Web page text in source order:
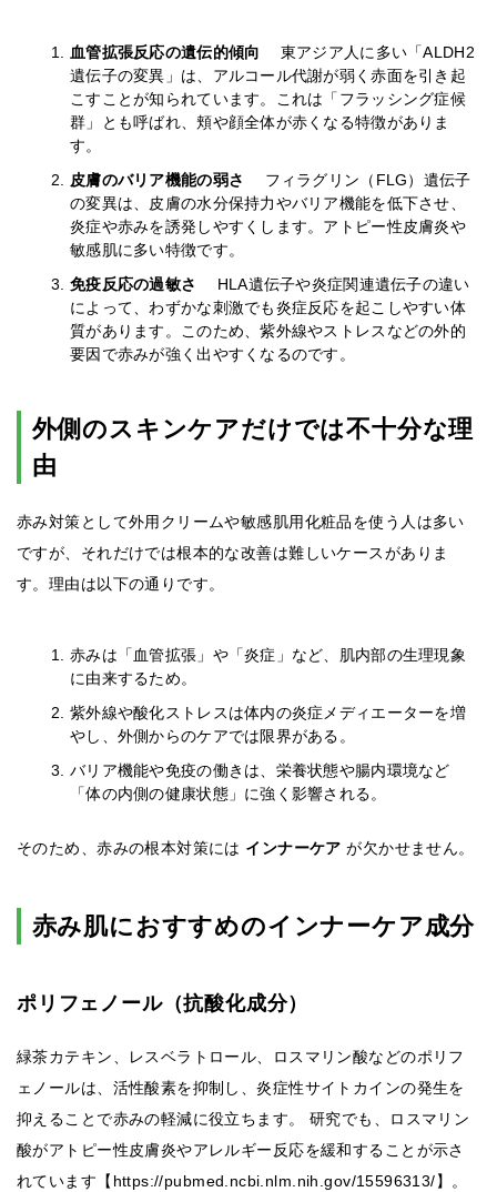
血管拡張反応の遺伝的傾向
東アジア人に多い「ALDH2
遺伝子の変異」は、アルコール代謝が弱く赤面を引き起
こすことが知られています。これは「フラッシング症候
群」とも呼ばれ、頬や顔全体が赤くなる特徴がありま
す。
皮膚のバリア機能の弱さ
フィラグリン（FLG）遺伝子
の変異は、皮膚の水分保持力やバリア機能を低下させ、
炎症や赤みを誘発しやすくします。アトピー性皮膚炎や
敏感肌に多い特徴です。
免疫反応の過敏さ
HLA遺伝子や炎症関連遺伝子の違い
によって、わずかな刺激でも炎症反応を起こしやすい体
質があります。このため、紫外線やストレスなどの外的
要因で赤みが強く出やすくなるのです。
外側のスキンケアだけでは不十分な理
由
赤み対策として外用クリームや敏感肌用化粧品を使う人は多い
ですが、それだけでは根本的な改善は難しいケースがありま
す。理由は以下の通りです。
赤みは「血管拡張」や「炎症」など、肌内部の生理現象
に由来するため。
紫外線や酸化ストレスは体内の炎症メディエーターを増
やし、外側からのケアでは限界がある。
バリア機能や免疫の働きは、栄養状態や腸内環境など
「体の内側の健康状態」に強く影響される。
そのため、赤みの根本対策には インナーケア が欠かせません。
赤み肌におすすめのインナーケア成分
ポリフェノール（抗酸化成分）
緑茶カテキン、レスベラトロール、ロスマリン酸などのポリフ
ェノールは、活性酸素を抑制し、炎症性サイトカインの発生を
抑えることで赤みの軽減に役立ちます。 研究でも、ロスマリン
酸がアトピー性皮膚炎やアレルギー反応を緩和することが示さ
れています【https://pubmed.ncbi.nlm.nih.gov/15596313/】。